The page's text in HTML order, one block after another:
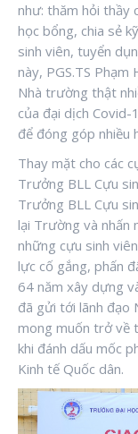
như: thăm hỏi thầy
học bổng, chia sẻ
sinh viên, tuyển
này, PGS.TS Phạm
Nhà trường thật
của đại dịch
để đóng góp nhiều
Thay mặt cho các
Trưởng BLL Cựu
Trưởng BLL Cựu
lại Trường và nhấn
những cựu sinh
lực cố gắng, phấn
64 năm xây dựng
đã gửi tới lãnh đạo
mong muốn trở về
khi đánh dấu mốc
Kinh tế Quốc dân.